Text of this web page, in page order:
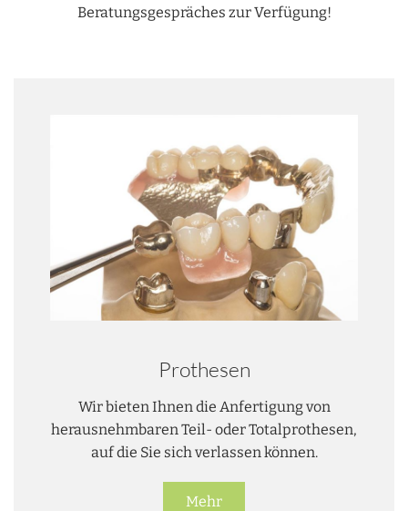
Beratungsgespräches zur Verfügung!
Prothesen
Wir bieten Ihnen die Anfertigung von
herausnehmbaren Teil- oder Totalprothesen,
auf die Sie sich verlassen können.
Mehr